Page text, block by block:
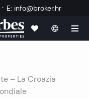
· E: info@broker.hr
– La Croazia